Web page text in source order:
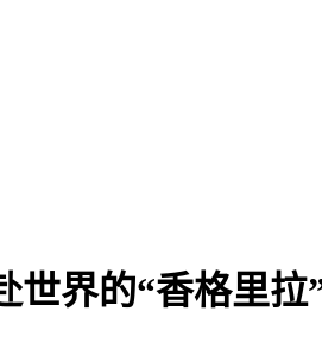
世界的“香格里